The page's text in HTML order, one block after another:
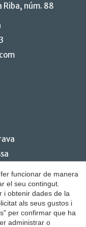
Riba, núm. 88
funcionar de manera
el seu contingut.
i obtenir dades de la
als seus gustos i
per confirmar que ha
administrar o
totes